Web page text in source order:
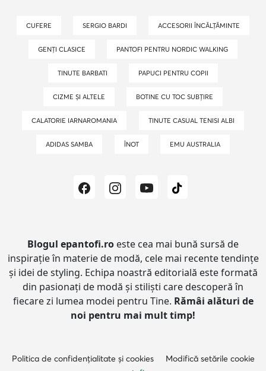
CUFERE SERGIO BARDI ACCESORII ÎNCĂLȚĂMINTE
GENȚI CLASICE PANTOFI PENTRU NORDIC WALKING
TINUTE BARBATI PAPUCI PENTRU COPII
CIZME ȘI ALTELE BOTINE CU TOC SUBȚIRE
CALATORIE IARNAROMANIA TINUTE CASUAL TENISI ALBI
ADIDAS SAMBA ÎNOT EMU AUSTRALIA
Blogul epantofi.ro este cea mai bună sursă de
inspirație în materie de modă, cele mai recente tendințe
și idei de styling. Echipa noastră editorială este formată
din pasionați de modă și stiliști care descoperă în
fiecare zi lumea modei pentru Tine. Rămâi alături de
noi pentru mai mult timp!
Politica de confidențialitate și cookies
Modifică setările cookie